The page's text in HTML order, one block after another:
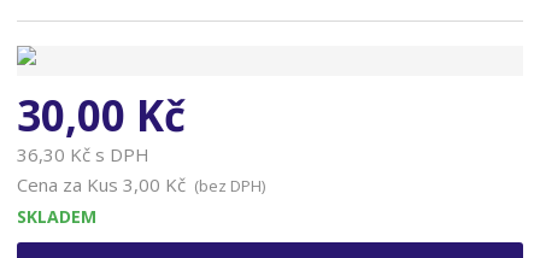
30,00 Kč
36,30 Kč s DPH
Cena za Kus 3,00 Kč (bez DPH)
SKLADEM